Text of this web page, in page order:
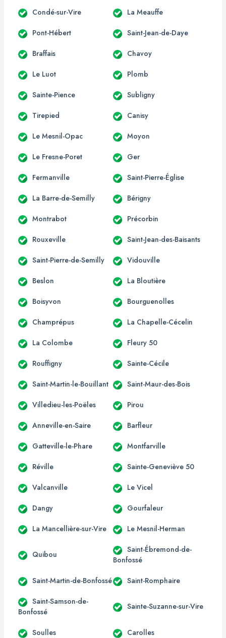
Condé-sur-Vire La Meauffe
Pont-Hébert Saint-Jean-de-Daye
Braffais Chavoy
Le Luot Plomb
Sainte-Pience Subligny
Tirepied Canisy
Le Mesnil-Opac Moyon
Le Fresne-Poret Ger
Fermanville Saint-Pierre-Église
La Barre-de-Semilly Bérigny
Montrabot Précorbin
Rouxeville Saint-Jean-des-Baisants
Saint-Pierre-de-Semilly Vidouville
Beslon La Bloutière
Boisyvon Bourguenolles
Champrépus La Chapelle-Cécelin
La Colombe Fleury 50
Rouffigny Sainte-Cécile
Saint-Martin-le-Bouillant Saint-Maur-des-Bois
Villedieu-les-Poëles Pirou
Anneville-en-Saire Barfleur
Gatteville-le-Phare Montfarville
Réville Sainte-Geneviève 50
Valcanville Le Vicel
Dangy Gourfaleur
La Mancellière-sur-Vire Le Mesnil-Herman
Quibou
Saint-Ébremond-de-
Bonfossé
Saint-Martin-de-Bonfossé Saint-Romphaire
Saint-Samson-de-
Bonfossé
Sainte-Suzanne-sur-Vire
Soulles Carolles